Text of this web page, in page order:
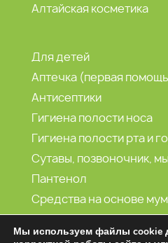
Алтайская косметика
Для детей
Аптечка (первая
Антисептики
Гигиена полости носа
Гигиена полости рта и
Сутавы, позвоночник,
Пантенол
Средства на основе
Морская вода
Мы используем файлы cookie